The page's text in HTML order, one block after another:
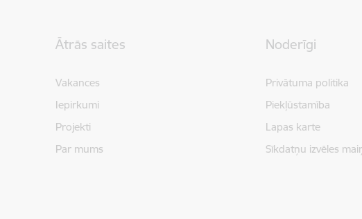
Ātrās saites
Vakances
Iepirkumi
Projekti
Par mums
Noderīgi
Privātuma politika
Piekļūstamība
Lapas karte
Sīkdatņu izvēles